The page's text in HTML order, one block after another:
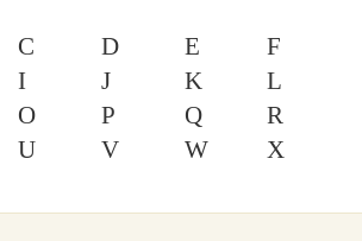
C D E
F
I J K
L
O P Q
R
U V W
X